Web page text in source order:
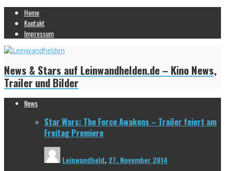
Home
Kontakt
Impressum
News & Stars auf Leinwandhelden.de – Kino News,
Trailer und Bilder
News
Star Wars: The Force Awakens – Trailer feiert am
Freitag Premiere
Leinwandheld, 27. November 2014